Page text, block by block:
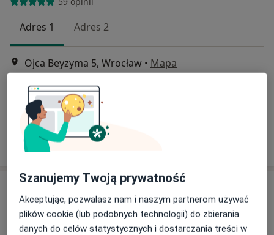
Adres 1 Adres 2
Ojca Beyzyma 5, Wrocław • Mapa
Konsultacja fizjoterapeutyczna
Poproś o wizytę
Szanujemy Twoją prywatność
Akceptując, pozwalasz nam i naszym partnerom używać
plików cookie (lub podobnych technologii) do zbierania
danych do celów statystycznych i dostarczania treści w